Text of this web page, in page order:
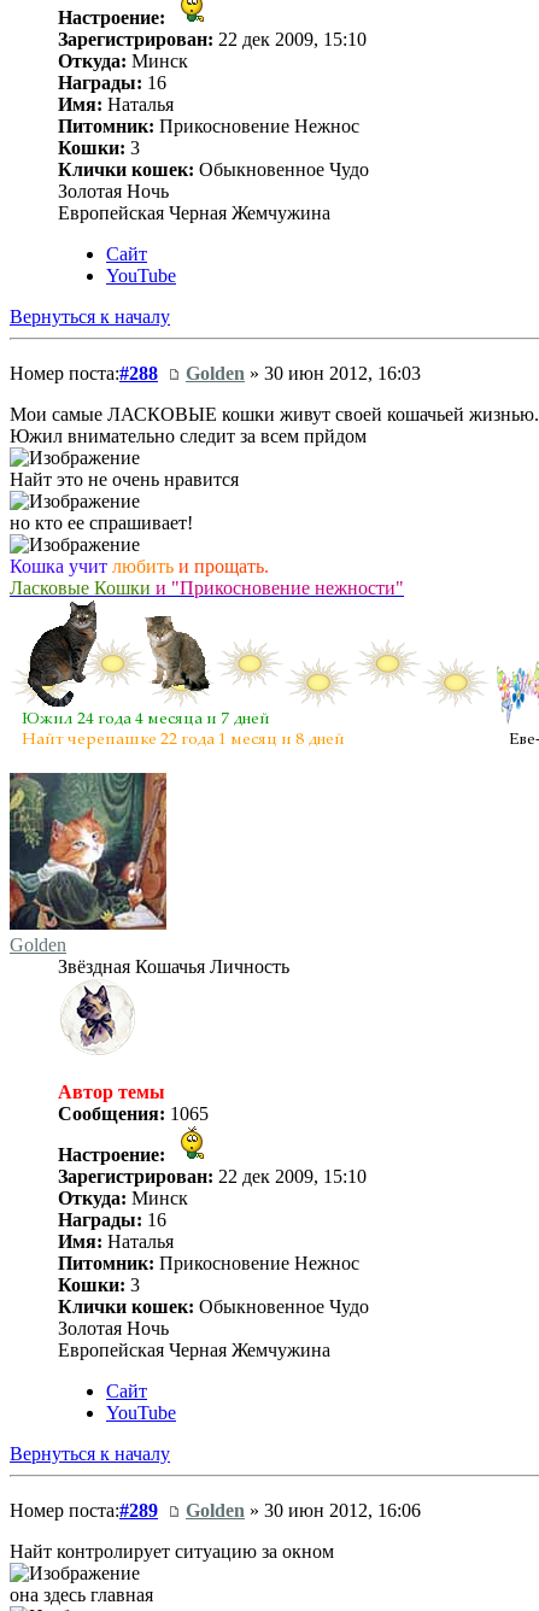
Настроение:
Зарегистрирован: 22 дек 2009, 15:10
Откуда: Минск
Награды: 16
Имя: Наталья
Питомник: Прикосновение Нежнос
Кошки: 3
Клички кошек: Обыкновенное Чудо
Золотая Ночь
Европейская Черная Жемчужина
Сайт
YouTube
Вернуться к началу
Номер поста:#288 Golden » 30 июн 2012, 16:03
Мои самые ЛАСКОВЫЕ кошки живут своей кошачьей жизнью.
Южил внимательно следит за всем прйдом
Найт это не очень нравится
но кто ее спрашивает!
Кошка учит любить и прощать.
Ласковые Кошки и "Прикосновение нежности"
Golden
Звёздная Кошачья Личность
Автор темы
Сообщения: 1065
Настроение:
Зарегистрирован: 22 дек 2009, 15:10
Откуда: Минск
Награды: 16
Имя: Наталья
Питомник: Прикосновение Нежнос
Кошки: 3
Клички кошек: Обыкновенное Чудо
Золотая Ночь
Европейская Черная Жемчужина
Сайт
YouTube
Вернуться к началу
Номер поста:#289 Golden » 30 июн 2012, 16:06
Найт контролирует ситуацию за окном
она здесь главная